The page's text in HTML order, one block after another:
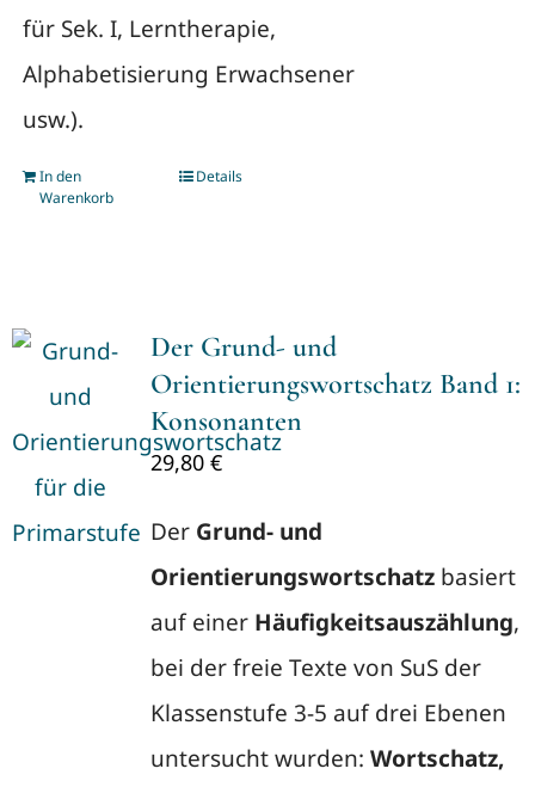
für Sek. I, Lerntherapie,
Alphabetisierung Erwachsener
usw.).
In den
Warenkorb
Details
Der Grund- und
Orientierungswortschatz Band 1:
Konsonanten
29,80 €
Der Grund- und
Orientierungswortschatzbasiert
auf einer Häufigkeitsauszählung,
bei der freie Texte von SuS der
Klassenstufe 3-5 auf drei Ebenen
untersucht wurden: Wortschatz,